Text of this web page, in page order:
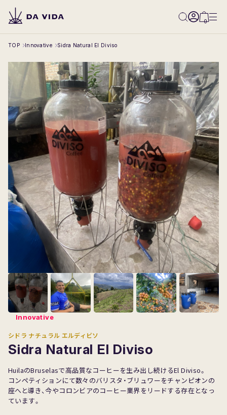
Classical
Classical-Natural
Classical-Washed
Classical-Honey
Innovative
Competition
Sample
0
TOP Innovative Sidra Natural El Diviso
Innovative
シドラ ナチュラル エルディビソ
Sidra Natural El Diviso
HuilaのBruselasで高品質なコーヒーを生み出し続けるEl Diviso。
コンペティションにて数々のバリスタ・ブリュワーをチャンピオンの
座へと導き、今やコロンビアのコーヒー業界をリードする存在となっ
ています。